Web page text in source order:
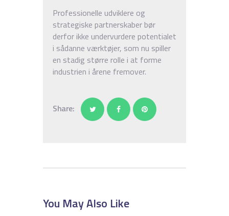
Professionelle udviklere og
strategiske partnerskaber bør
derfor ikke undervurdere potentialet
i sådanne værktøjer, som nu spiller
en stadig større rolle i at forme
industrien i årene fremover.
Share:
You May Also Like